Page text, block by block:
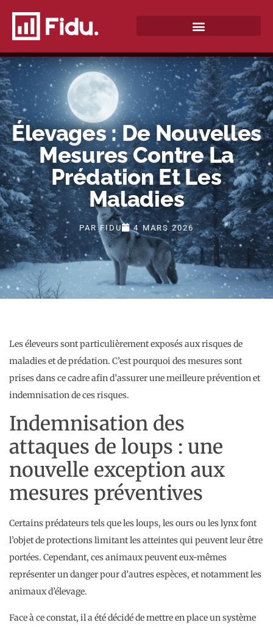
Élevages : De Nouvelles
Mesures Contre La
Prédation Et Les
Maladies
PAR FIDU 4 MARS 2026
Les éleveurs sont particulièrement exposés aux risques de
maladies et de prédation. C’est pourquoi des mesures sont
prises dans ce cadre afin d’assurer une meilleure prévention et
indemnisation de ces risques.
Indemnisation des
attaques de loups : une
nouvelle exception aux
mesures préventives
Certains prédateurs tels que les loups, les ours ou les lynx font
l’objet de protections limitant les atteintes qui peuvent leur être
portées. Cependant, ces animaux peuvent eux-mêmes
représenter un danger pour d’autres espèces, et notamment les
animaux d’élevage.
Face à ce constat, il a été décidé de mettre en place un système